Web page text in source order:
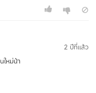
2 ปีที่แล้ว
ใหม่น้า